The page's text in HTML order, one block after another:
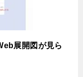
展開図が見ら